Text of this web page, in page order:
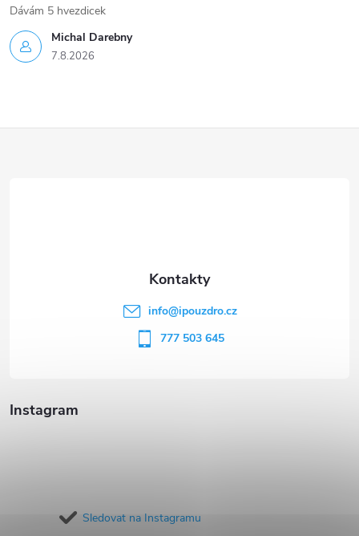
Michal Darebny
7.8.2026
Dávám 5 hvezdicek
Instagram
Sledovat na Instagramu
info@ipouzdro.cz
777 503 645